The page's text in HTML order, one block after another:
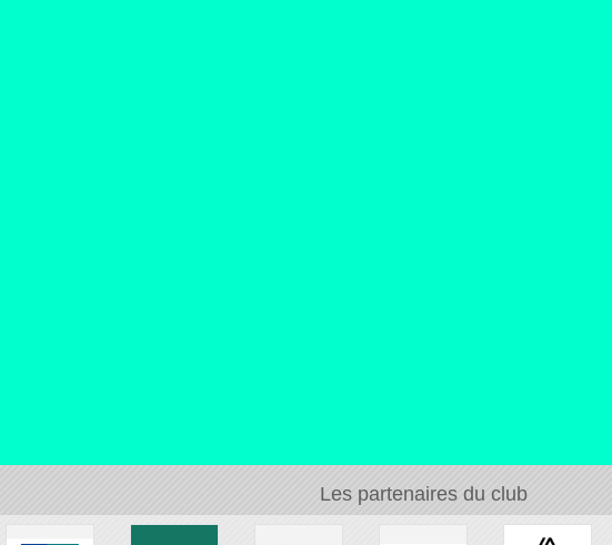
Les partenaires du club